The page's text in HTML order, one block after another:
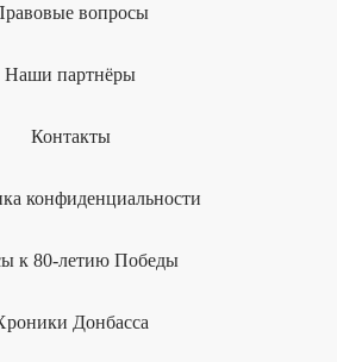
вопросы
Наши партнёры
Контакты
конфиденциальности
к 80-летию Победы
Донбасса